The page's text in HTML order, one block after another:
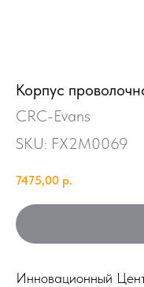
Корпус
CRC-Evans
SKU: FX2M0069
7475,00 р.
Инновационный